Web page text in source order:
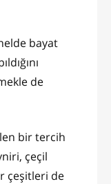
bayat
de
bir tercih
çeçil
çeşitleri de